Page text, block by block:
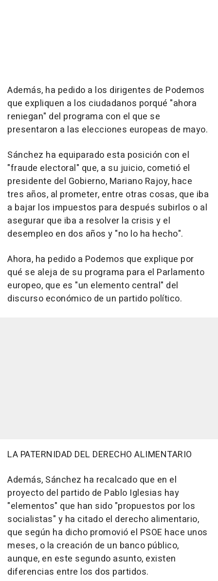
Además, ha pedido a los dirigentes de Podemos
que expliquen a los ciudadanos porqué "ahora
reniegan" del programa con el que se
presentaron a las elecciones europeas de mayo.
Sánchez ha equiparado esta posición con el
"fraude electoral" que, a su juicio, cometió el
presidente del Gobierno, Mariano Rajoy, hace
tres años, al prometer, entre otras cosas, que iba
a bajar los impuestos para después subirlos o al
asegurar que iba a resolver la crisis y el
desempleo en dos años y "no lo ha hecho".
Ahora, ha pedido a Podemos que explique por
qué se aleja de su programa para el Parlamento
europeo, que es "un elemento central" del
discurso económico de un partido político.
LA PATERNIDAD DEL DERECHO ALIMENTARIO
Además, Sánchez ha recalcado que en el
proyecto del partido de Pablo Iglesias hay
"elementos" que han sido "propuestos por los
socialistas" y ha citado el derecho alimentario,
que según ha dicho promovió el PSOE hace unos
meses, o la creación de un banco público,
aunque, en este segundo asunto, existen
diferencias entre los dos partidos.